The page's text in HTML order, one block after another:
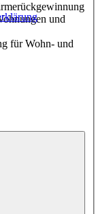
und
für Wohn- und